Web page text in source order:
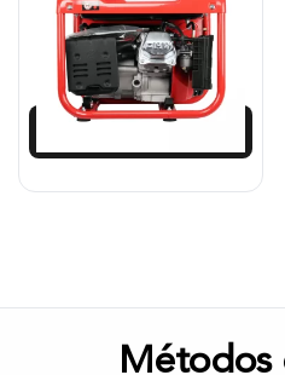
$980.617
$ 882.555
Añadir al carrito
Métodos